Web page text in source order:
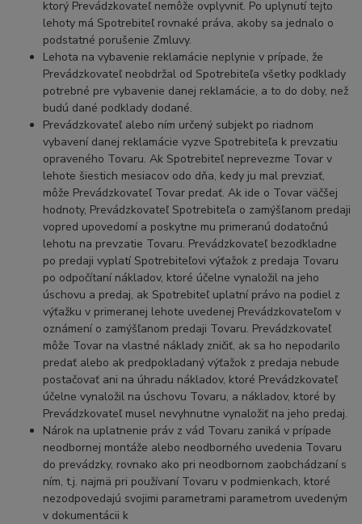
ktorý Prevádzkovateľ nemôže ovplyvniť. Po uplynutí tejto
lehoty má Spotrebiteľ rovnaké práva, akoby sa jednalo o
podstatné porušenie Zmluvy.
Lehota na vybavenie reklamácie neplynie v prípade, že
Prevádzkovateľ neobdržal od Spotrebiteľa všetky podklady
potrebné pre vybavenie danej reklamácie, a to do doby, než
budú dané podklady dodané.
Prevádzkovateľ alebo ním určený subjekt po riadnom
vybavení danej reklamácie vyzve Spotrebiteľa k prevzatiu
opraveného Tovaru. Ak Spotrebiteľ neprevezme Tovar v
lehote šiestich mesiacov odo dňa, kedy ju mal prevziať,
môže Prevádzkovateľ Tovar predať. Ak ide o Tovar väčšej
hodnoty, Prevádzkovateľ Spotrebiteľa o zamýšľanom predaji
vopred upovedomí a poskytne mu primeranú dodatočnú
lehotu na prevzatie Tovaru. Prevádzkovateľ bezodkladne
po predaji vyplatí Spotrebiteľovi výťažok z predaja Tovaru
po odpočítaní nákladov, ktoré účelne vynaložil na jeho
úschovu a predaj, ak Spotrebiteľ uplatní právo na podiel z
výťažku v primeranej lehote uvedenej Prevádzkovateľom v
oznámení o zamýšľanom predaji Tovaru. Prevádzkovateľ
môže Tovar na vlastné náklady zničiť, ak sa ho nepodarilo
predať alebo ak predpokladaný výťažok z predaja nebude
postačovať ani na úhradu nákladov, ktoré Prevádzkovateľ
účelne vynaložil na úschovu Tovaru, a nákladov, ktoré by
Prevádzkovateľ musel nevyhnutne vynaložiť na jeho predaj.
Nárok na uplatnenie práv z vád Tovaru zaniká v prípade
neodbornej montáže alebo neodborného uvedenia Tovaru
do prevádzky, rovnako ako pri neodbornom zaobchádzaní s
ním, t.j. najmä pri používaní Tovaru v podmienkach, ktoré
nezodpovedajú svojimi parametrami parametrom uvedeným
v dokumentácii k